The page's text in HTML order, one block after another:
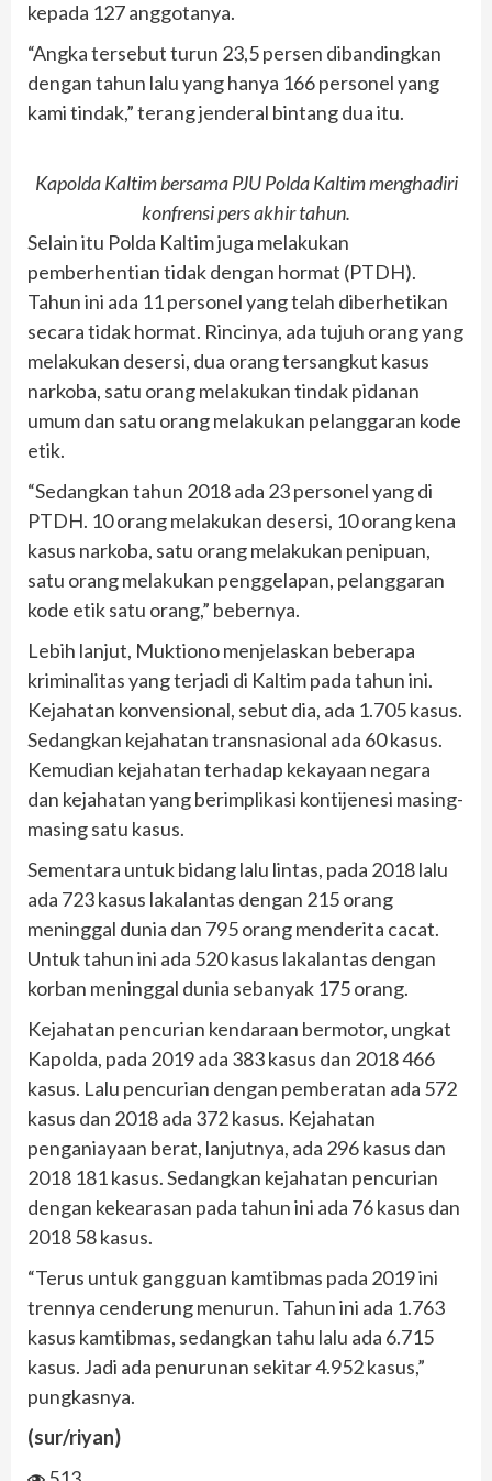
kepada 127 anggotanya.
“Angka tersebut turun 23,5 persen dibandingkan
dengan tahun lalu yang hanya 166 personel yang
kami tindak,” terang jenderal bintang dua itu.
Kapolda Kaltim bersama PJU Polda Kaltim menghadiri
konfrensi pers akhir tahun.
Selain itu Polda Kaltim juga melakukan
pemberhentian tidak dengan hormat (PTDH).
Tahun ini ada 11 personel yang telah diberhetikan
secara tidak hormat. Rincinya, ada tujuh orang yang
melakukan desersi, dua orang tersangkut kasus
narkoba, satu orang melakukan tindak pidanan
umum dan satu orang melakukan pelanggaran kode
etik.
“Sedangkan tahun 2018 ada 23 personel yang di
PTDH. 10 orang melakukan desersi, 10 orang kena
kasus narkoba, satu orang melakukan penipuan,
satu orang melakukan penggelapan, pelanggaran
kode etik satu orang,” bebernya.
Lebih lanjut, Muktiono menjelaskan beberapa
kriminalitas yang terjadi di Kaltim pada tahun ini.
Kejahatan konvensional, sebut dia, ada 1.705 kasus.
Sedangkan kejahatan transnasional ada 60 kasus.
Kemudian kejahatan terhadap kekayaan negara
dan kejahatan yang berimplikasi kontijenesi masing-
masing satu kasus.
Sementara untuk bidang lalu lintas, pada 2018 lalu
ada 723 kasus lakalantas dengan 215 orang
meninggal dunia dan 795 orang menderita cacat.
Untuk tahun ini ada 520 kasus lakalantas dengan
korban meninggal dunia sebanyak 175 orang.
Kejahatan pencurian kendaraan bermotor, ungkat
Kapolda, pada 2019 ada 383 kasus dan 2018 466
kasus. Lalu pencurian dengan pemberatan ada 572
kasus dan 2018 ada 372 kasus. Kejahatan
penganiayaan berat, lanjutnya, ada 296 kasus dan
2018 181 kasus. Sedangkan kejahatan pencurian
dengan kekearasan pada tahun ini ada 76 kasus dan
2018 58 kasus.
“Terus untuk gangguan kamtibmas pada 2019 ini
trennya cenderung menurun. Tahun ini ada 1.763
kasus kamtibmas, sedangkan tahu lalu ada 6.715
kasus. Jadi ada penurunan sekitar 4.952 kasus,”
pungkasnya.
(sur/riyan)